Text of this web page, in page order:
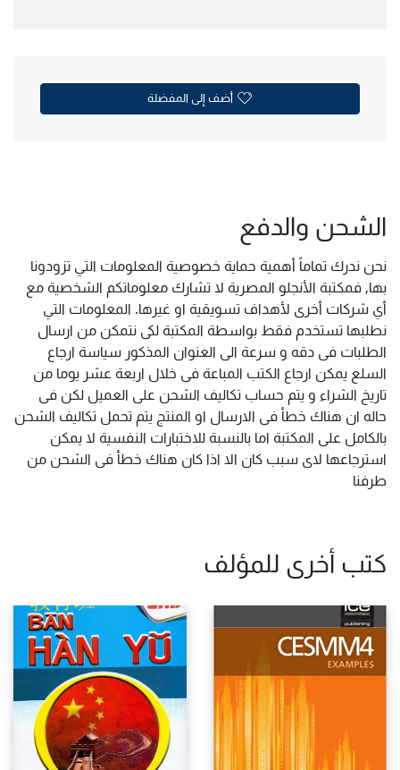
أضف إلى المفضلة
الشحن والدفع
نحن ندرك تماماً أهمية حماية خصوصية المعلومات التي تزودونا
بها, فمكتبة الأنجلو المصرية لا تشارك معلوماتكم الشخصية مع
أي شركات أخرى لأهداف تسويقية او غيرها. المعلومات التي
نطلبها تستخدم فقط بواسطة المكتبة لكى نتمكن من ارسال
الطلبات فى دقه و سرعة الى العنوان المذكور سياسة ارجاع
السلع يمكن ارجاع الكتب المباعة فى خلال اربعة عشر يوما من
تاريخ الشراء و يتم حساب تكاليف الشحن على العميل لكن فى
حاله ان هناك خطأ فى الارسال او المنتج يتم تحمل تكاليف الشحن
بالكامل على المكتبة اما بالنسبة للاختبارات النفسية لا يمكن
استرجاعها لاى سبب كان الا اذا كان هناك خطأ فى الشحن من
طرفنا
كتب أخرى للمؤلف